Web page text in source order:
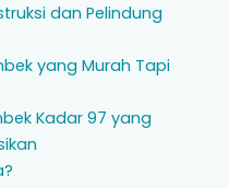
dan Pelindung
yang Murah Tapi
Kadar 97 yang